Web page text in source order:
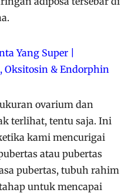
Yang Super |
Oksitosin & Endorphin
ovarium dan
terlihat, tentu saja. Ini
kami mencurigai
atau pubertas
pubertas, tubuh rahim
untuk mencapai